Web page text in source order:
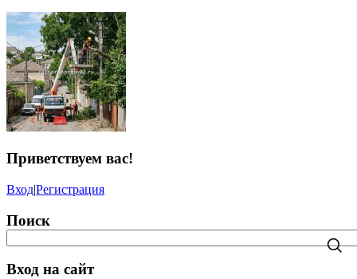
Приветствуем вас!
Вход|Регистрация
Поиск
Вход на сайт